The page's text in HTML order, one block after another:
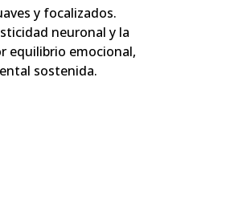
y focalizados.
neuronal y la
equilibrio emocional,
sostenida.